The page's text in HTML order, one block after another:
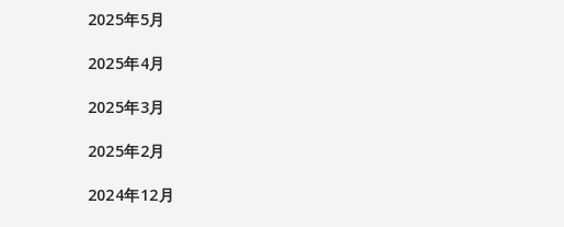
2025年5月
2025年4月
2025年3月
2025年2月
2024年12月